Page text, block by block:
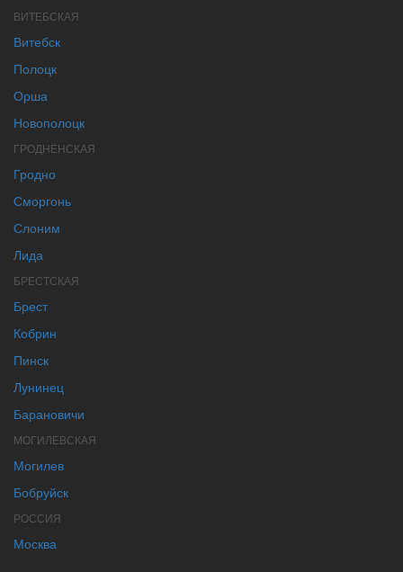
ВИТЕБСКАЯ
Витебск
Полоцк
Орша
Новополоцк
ГРОДНЕНСКАЯ
Гродно
Сморгонь
Слоним
Лида
БРЕСТСКАЯ
Брест
Кобрин
Пинск
Лунинец
Барановичи
МОГИЛЕВСКАЯ
Могилев
Бобруйск
РОССИЯ
Москва